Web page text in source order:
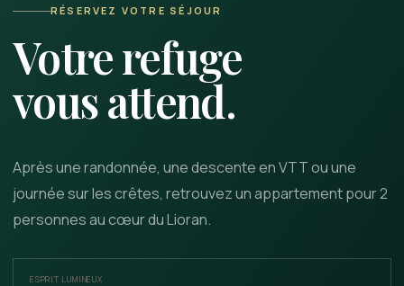
RÉSERVEZ VOTRE SÉJOUR
Votre refuge
vous attend.
Après une randonnée, une descente en VTT ou une
journée sur les crêtes, retrouvez un appartement pour 2
personnes au cœur du Lioran.
ESPRIT LUMINEUX